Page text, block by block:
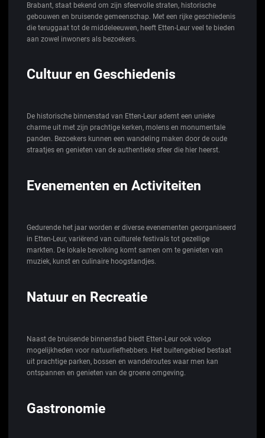
Brabant, staat bekend om zijn sfeervolle straten, historische
gebouwen en bruisende gemeenschap. Met een rijke geschiedenis
die teruggaat tot de middeleeuwen, heeft Etten-Leur veel te bieden
aan zowel inwoners als bezoekers.
Cultuur en Geschiedenis
De historische binnenstad van Etten-Leur ademt een unieke
charme uit met zijn prachtige kerken, molens en monumentale
panden. Bezoekers kunnen een wandeling maken door de oude
straatjes en genieten van de authentieke sfeer die hier heerst.
Evenementen en Activiteiten
Gedurende het jaar worden er diverse evenementen georganiseerd
in Etten-Leur, variërend van culturele festivals tot gezellige
markten. De lokale bevolking komt samen om te genieten van
muziek, kunst en culinaire hoogstandjes.
Natuur en Recreatie
Naast de bruisende binnenstad biedt Etten-Leur ook volop
mogelijkheden voor natuurliefhebbers. Het buitengebied bestaat
uit prachtige parken, bossen en wandelroutes waar men kan
ontspannen en genieten van de groene omgeving.
Gastronomie